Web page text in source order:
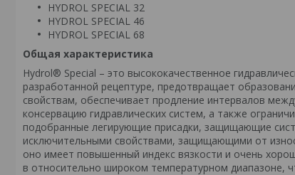
HYDROL SPECIAL 32
HYDROL SPECIAL 46
HYDROL SPECIAL 68
Общая характеристика
Hydrol® Special – это высококачественное
разработанной рецептуре, предотвращает
свойствам, обеспечивает продление интервалов
консервацию гидравлических систем, а также
подобранные легирующие присадки, защищающие
исключительными свойствами, защищающими от
оно имеет повышенный индекс вязкости и очень
в относительно широком температурном диапазоне,